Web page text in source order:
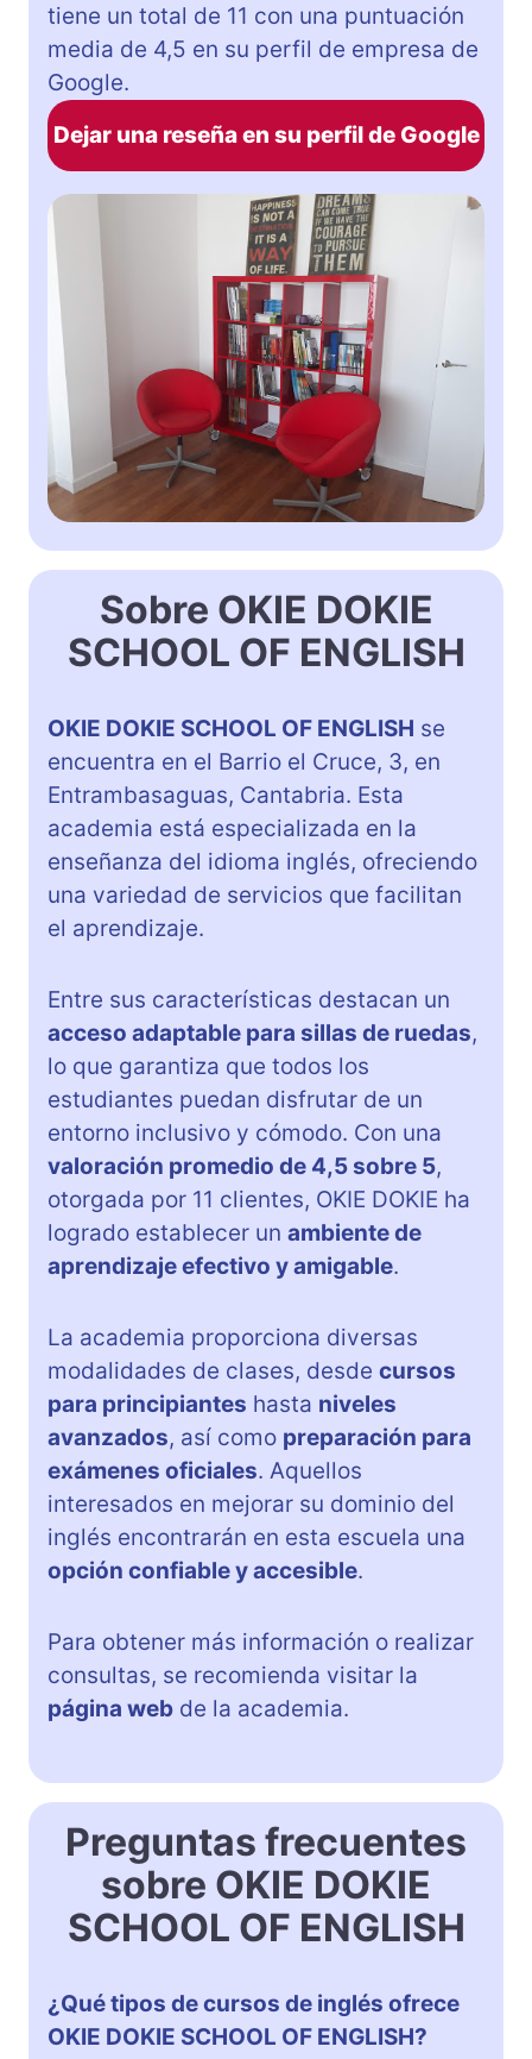
tiene un total de 11 con una puntuación
media de 4,5 en su perfil de empresa de
Google.
Dejar una reseña en su perfil de Google
Sobre OKIE DOKIE
SCHOOL OF ENGLISH
OKIE DOKIE SCHOOL OF ENGLISH se
encuentra en el Barrio el Cruce, 3, en
Entrambasaguas, Cantabria. Esta
academia está especializada en la
enseñanza del idioma inglés, ofreciendo
una variedad de servicios que facilitan
el aprendizaje.
Entre sus características destacan un
acceso adaptable para sillas de ruedas,
lo que garantiza que todos los
estudiantes puedan disfrutar de un
entorno inclusivo y cómodo. Con una
valoración promedio de 4,5 sobre 5,
otorgada por 11 clientes, OKIE DOKIE ha
logrado establecer un ambiente de
aprendizaje efectivo y amigable.
La academia proporciona diversas
modalidades de clases, desde cursos
para principiantes hasta niveles
avanzados, así como preparación para
exámenes oficiales. Aquellos
interesados en mejorar su dominio del
inglés encontrarán en esta escuela una
opción confiable y accesible.
Para obtener más información o realizar
consultas, se recomienda visitar la
página web de la academia.
Preguntas frecuentes
sobre OKIE DOKIE
SCHOOL OF ENGLISH
¿Qué tipos de cursos de inglés ofrece
OKIE DOKIE SCHOOL OF ENGLISH?